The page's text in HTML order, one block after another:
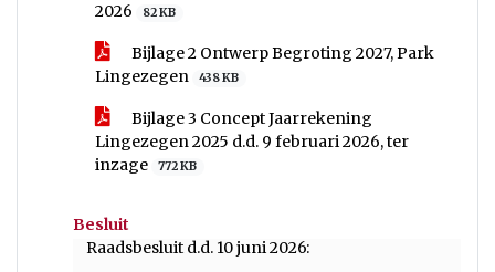
2026
82 KB
Bijlage 2 Ontwerp Begroting 2027, Park
Lingezegen
438 KB
Bijlage 3 Concept Jaarrekening
Lingezegen 2025 d.d. 9 februari 2026, ter
inzage
772 KB
Besluit
Raadsbesluit d.d. 10 juni 2026: